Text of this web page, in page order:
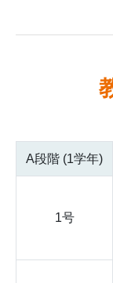
A段階 (1学年)
1号